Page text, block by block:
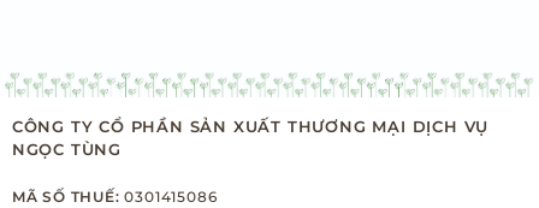
CÔNG TY CỔ PHẦN SẢN XUẤT THƯƠNG MẠI DỊCH VỤ
NGỌC TÙNG
MÃ SỐ THUẾ: 0301415086